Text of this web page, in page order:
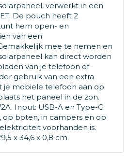
verwerkt in een
De pouch heeft 2
hem open- en
van een
mee te nemen en
kan direct worden
van je telefoon of
gebruik van een extra
je mobiele telefoon aan op
het paneel in de zon.
Input: USB-A en Type-C.
op boten, in campers en op
voorhanden is.
x 34,6 x 0,8 cm.